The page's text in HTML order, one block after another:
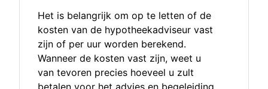
Het is belangrijk om op te letten of de
kosten van de hypotheekadviseur vast
zijn of per uur worden berekend.
Wanneer de kosten vast zijn, weet u
van tevoren precies hoeveel u zult